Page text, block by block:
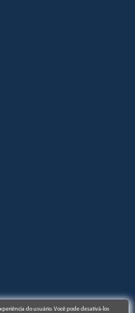
do usuário. Você pode desativá-los